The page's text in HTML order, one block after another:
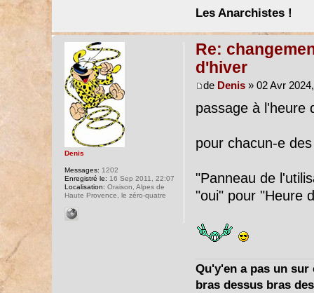
Les Anarchistes !
Re:
d'hiver
de Denis» 02 Avr
passage à l'heure
pour chacun-e
"Panneau de
"oui" pour "Heure
Qu'y'en a pas un
bras dessus bras
Denis
Messages: 1202
Enregistré le: 16 Sep 2011, 22:07
Localisation: Oraison, Alpes de
Haute Provence, le zéro-quatre